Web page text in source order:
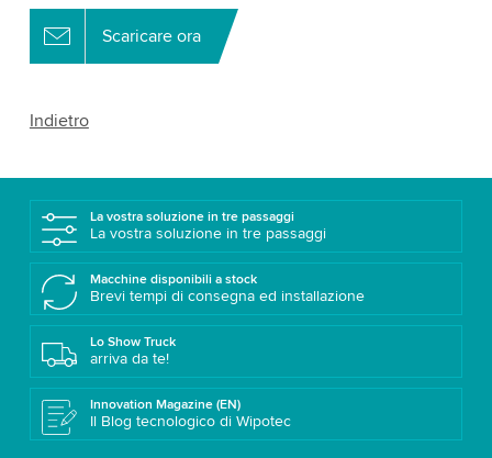
Scaricare ora
Indietro
La vostra soluzione in tre passaggi
La vostra soluzione in tre passaggi
Macchine disponibili a stock
Brevi tempi di consegna ed installazione
Lo Show Truck
arriva da te!
Innovation Magazine (EN)
Il Blog tecnologico di Wipotec